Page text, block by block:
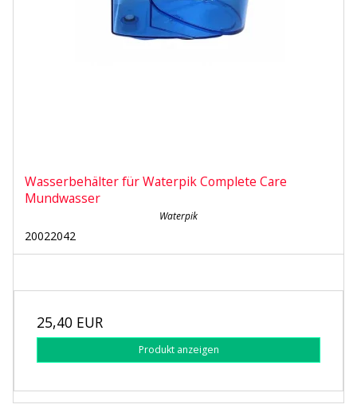
Wasserbehälter für Waterpik Complete Care
Mundwasser
Waterpik
20022042
25,40 EUR
Produkt anzeigen